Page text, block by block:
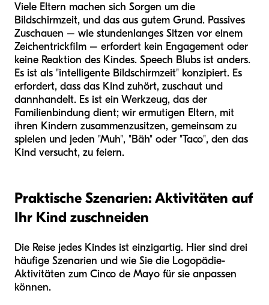
Viele Eltern machen sich Sorgen um die
Bildschirmzeit, und das aus gutem Grund. Passives
Zuschauen – wie stundenlanges Sitzen vor einem
Zeichentrickfilm – erfordert kein Engagement oder
keine Reaktion des Kindes. Speech Blubs ist anders.
Es ist als "intelligente Bildschirmzeit" konzipiert. Es
erfordert, dass das Kind zuhört, zuschaut und
dannhandelt. Es ist ein Werkzeug, das der
Familienbindung dient; wir ermutigen Eltern, mit
ihren Kindern zusammenzusitzen, gemeinsam zu
spielen und jeden "Muh", "Bäh" oder "Taco", den das
Kind versucht, zu feiern.
Praktische Szenarien: Aktivitäten auf
Ihr Kind zuschneiden
Die Reise jedes Kindes ist einzigartig. Hier sind drei
häufige Szenarien und wie Sie die Logopädie-
Aktivitäten zum Cinco de Mayo für sie anpassen
können.